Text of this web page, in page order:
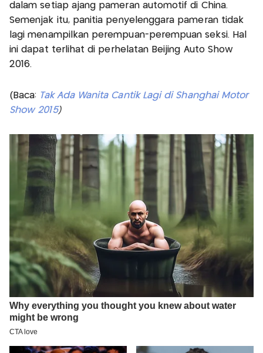
dalam setiap ajang pameran automotif di China.
Semenjak itu, panitia penyelenggara pameran tidak
lagi menampilkan perempuan-perempuan seksi. Hal
ini dapat terlihat di perhelatan Beijing Auto Show
2016.
(Baca: Tak Ada Wanita Cantik Lagi di Shanghai Motor
Show 2015)